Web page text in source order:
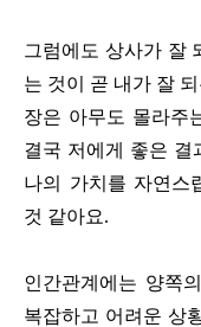
그럼에도 상사가 잘
는 것이 곧 내가 잘
장은 아무도 몰라주
결국 저에게 좋은 결
나의 가치를 자연스
것 같아요.
인간관계에는 양쪽
복잡하고 어려운 상